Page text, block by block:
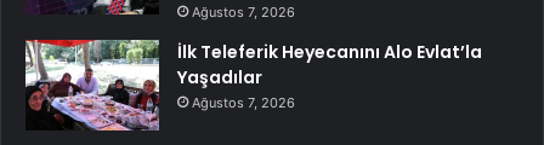
Ağustos 7, 2026
İlk Teleferik Heyecanını Alo Evlat’la
Yaşadılar
Ağustos 7, 2026